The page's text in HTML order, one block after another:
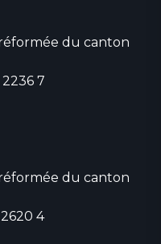
du canton
7
du canton
4